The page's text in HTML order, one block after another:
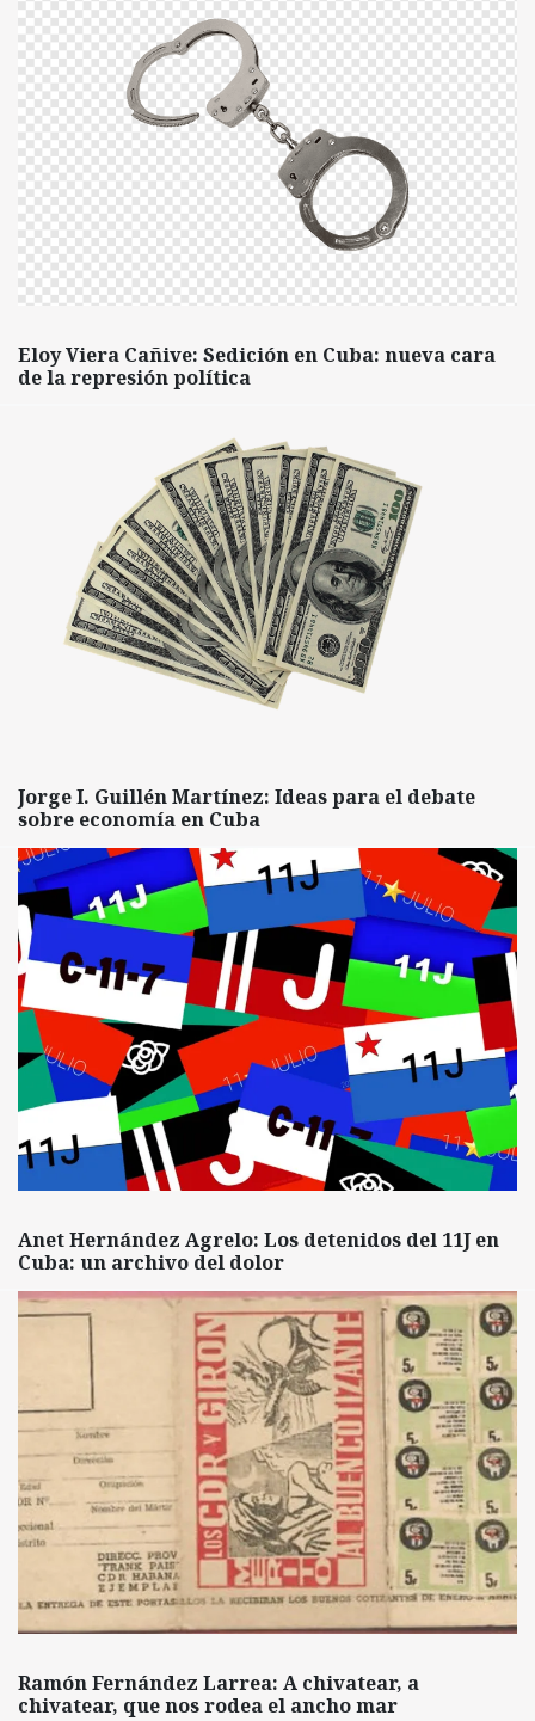
Eloy Viera Cañive: Sedición en Cuba: nueva cara
de la represión política
Jorge I. Guillén Martínez: Ideas para el debate
sobre economía en Cuba
Anet Hernández Agrelo: Los detenidos del 11J en
Cuba: un archivo del dolor
Ramón Fernández Larrea: A chivatear, a
chivatear, que nos rodea el ancho mar